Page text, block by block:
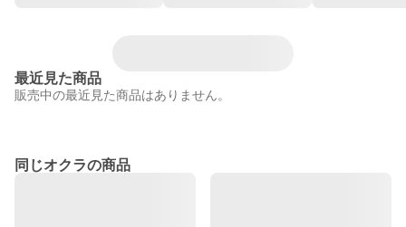
最近見た商品
販売中の最近見た商品はありません。
同じオクラの商品